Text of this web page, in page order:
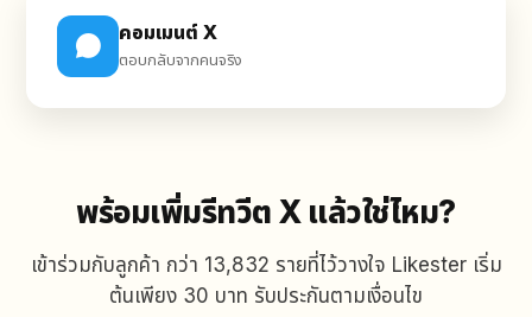
คอมเมนต์ X
ตอบกลับจากคนจริง
พร้อมเพิ่มรีทวีต X แล้วใช่ไหม?
เข้าร่วมกับลูกค้า กว่า 13,832 รายที่ไว้วางใจ Likester เริ่ม
ต้นเพียง 30 บาท รับประกันตามเงื่อนไข